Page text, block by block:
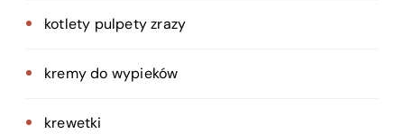
kotlety pulpety zrazy
kremy do wypieków
krewetki